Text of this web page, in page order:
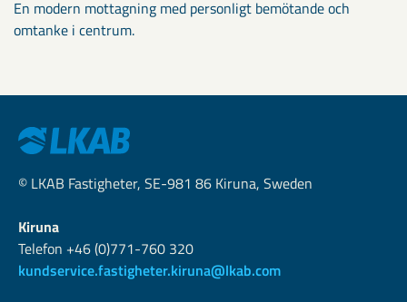
En modern mottagning med personligt bemötande och
omtanke i centrum.
© LKAB Fastigheter, SE-981 86 Kiruna, Sweden
Kiruna
Telefon +46 (0)771-760 320
kundservice.fastigheter.kiruna@lkab.com